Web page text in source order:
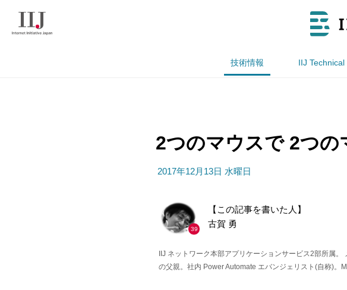
技術情報 IIJ
2つのマウスで 2つ
2017年12月13日 水曜日
39
【この記事を書いた人】
古賀 勇
IIJ ネットワーク本部アプリケーションサービス2部所属
の父親。社内 Power Automate エバンジェリスト(自称)。